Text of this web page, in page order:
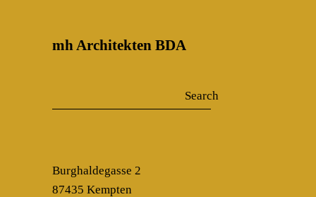
mh Architekten BDA
Search
Burghaldegasse 2
87435 Kempten